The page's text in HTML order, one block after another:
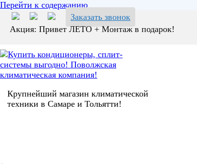
Перейти к содержанию
Заказать звонок
Акция: Привет ЛЕТО + Монтаж в подарок!
Крупнейший магазин климатической
техники в Самаре и Тольятти!